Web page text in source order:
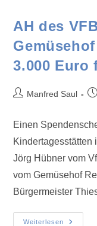
AH des
3.000 Euro
Manfred Saul
Einen
Kindertagesstätten
Jörg Hübner vom
vom Gemüsehof
Bürgermeister
Weiterlesen